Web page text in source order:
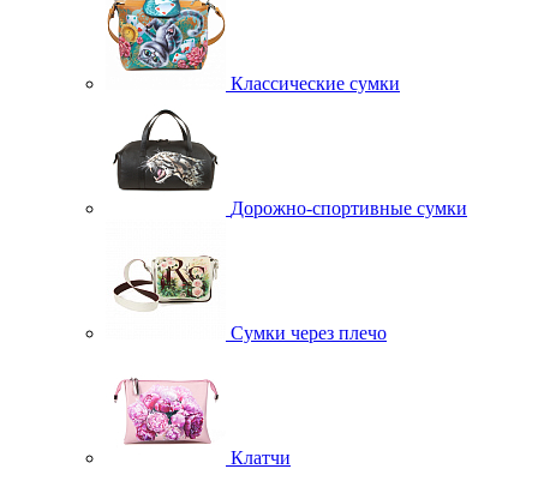
Классические сумки
Дорожно-спортивные сумки
Сумки через плечо
Клатчи